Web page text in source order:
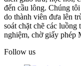
đến cầu lông. Chúng
do thành viên đưa lên
soát chặt chẽ các
nghiệm, chờ giấy
Follow us